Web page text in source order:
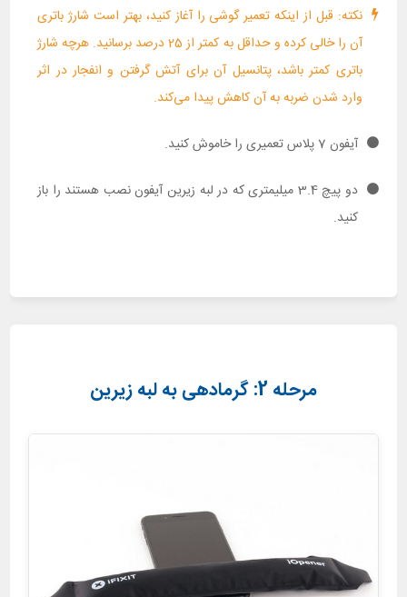
نکته: قبل از اینکه تعمیر گوشی را آغاز کنید، بهتر است شارژ باتری
آن را خالی کرده و حداقل به کمتر از 25 درصد برسانید. هرچه شارژ
باتری کمتر باشد، پتانسیل آن برای آتش گرفتن و انفجار در اثر
وارد شدن ضربه به آن کاهش پیدا می‌کند.
آیفون 7 پلاس تعمیری را خاموش کنید.
دو پیچ 3.4 میلیمتری که در لبه زیرین آیفون نصب هستند را باز
کنید.
مرحله 2: گرمادهی به لبه زیرین